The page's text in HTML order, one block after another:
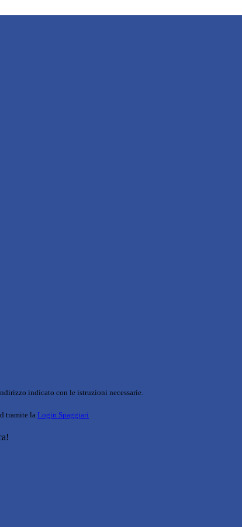
indicato con le istruzioni necessarie.
tramite la Login Spaggiari